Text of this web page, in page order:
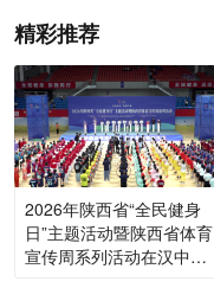
精彩推荐
2026年陕西省“全民健身
日”主题活动暨陕西省体育
宣传周系列活动在汉中启